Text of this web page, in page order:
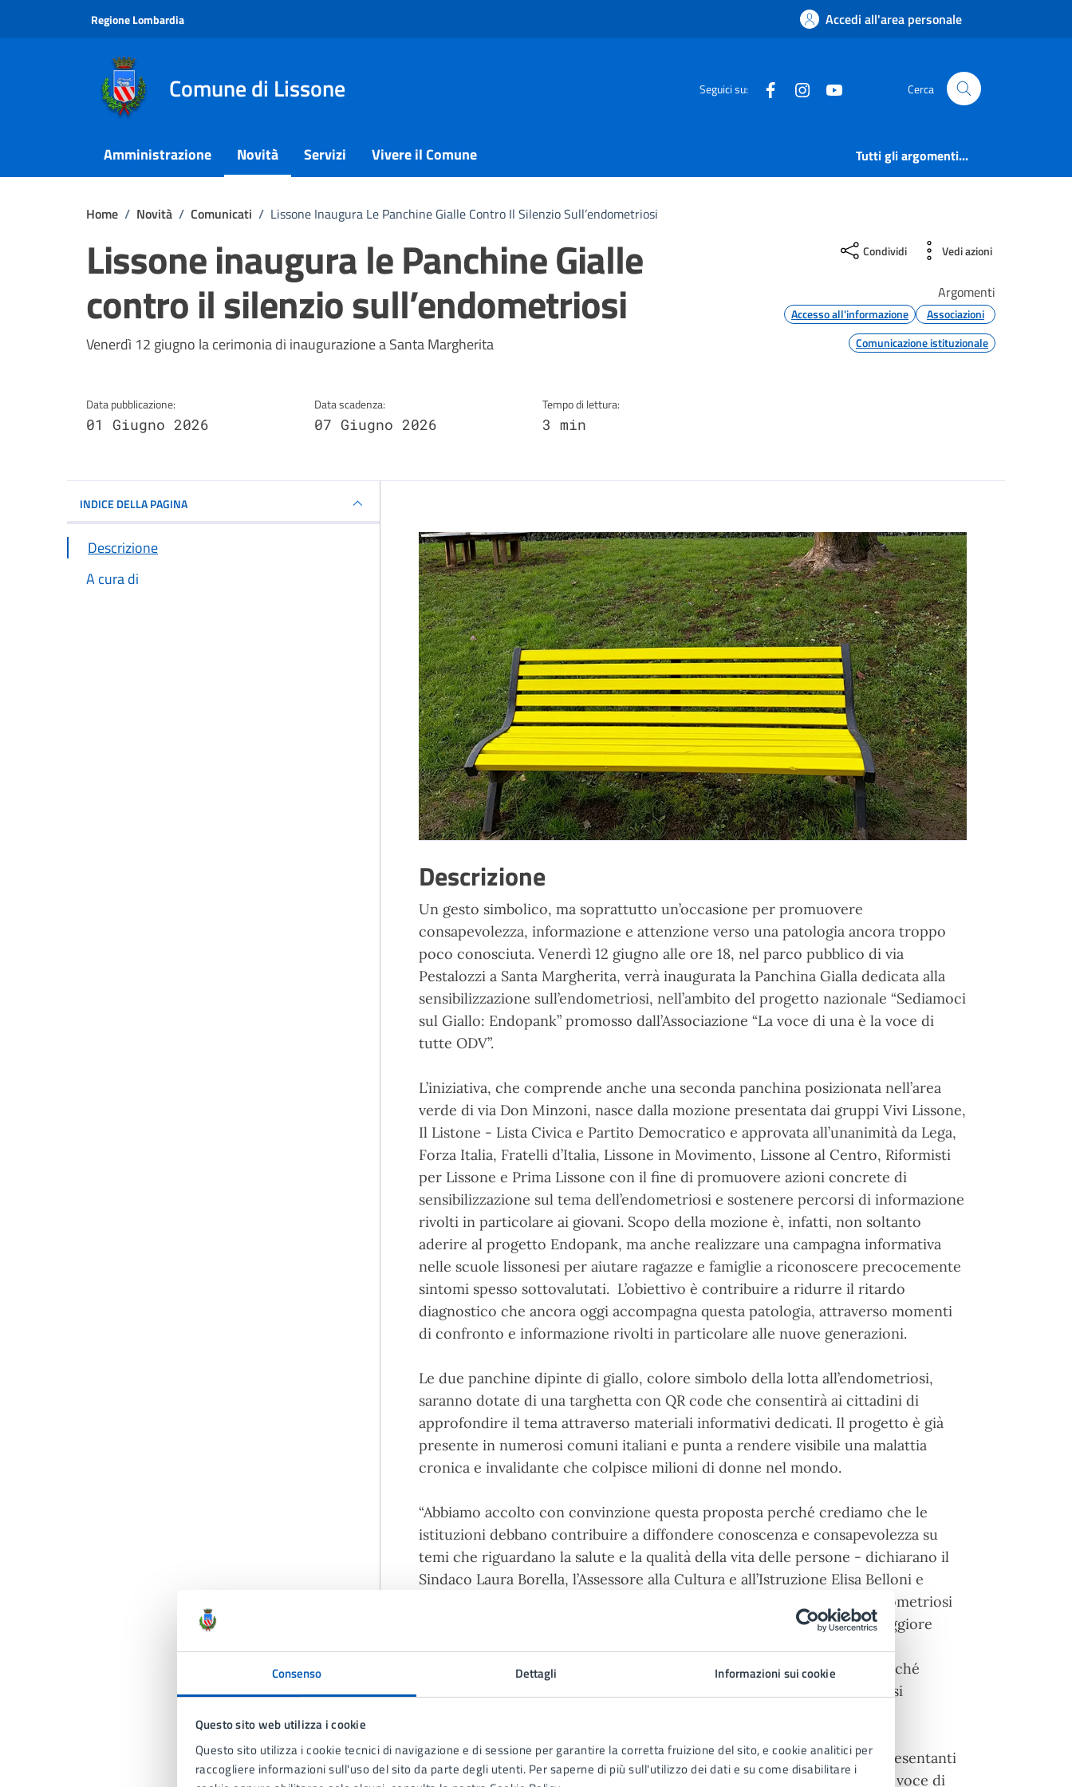
Consenso Dettagli Informazioni sui cookie
Questo sito web utilizza i cookie
Questo sito utilizza i cookie tecnici di navigazione e di sessione per garantire la corretta fruizione del sito, e cookie analitici per
raccogliere informazioni sull'uso del sito da parte degli utenti. Per saperne di più sull'utilizzo dei dati e su come disabilitare i
Regione Lombardia Accedi all'area personale
Comune di Lissone Seguici su: FacebookInstagram Cerca
Amministrazione Novità Servizi Vivere il Comune Tutti gli argomenti...
Home / Novità / Comunicati / Lissone Inaugura Le Panchine Gialle Contro Il Silenzio Sull’endometriosi
Lissone inaugura le Panchine Gialle
contro il silenzio sull’endometriosi
Dettagli della notizia
Venerdì 12 giugno la cerimonia di inaugurazione a Santa Margherita
Data pubblicazione:
01 Giugno 2026
Data scadenza:
07 Giugno 2026
Tempo di lettura:
3 min
Condividi Vedi azioni
Argomenti
Accesso all'informazione
Associazioni
Comunicazione istituzionale
INDICE DELLA PAGINA
Descrizione
A cura di
Descrizione
Un gesto simbolico, ma soprattutto un’occasione per promuovere
consapevolezza, informazione e attenzione verso una patologia ancora troppo
poco conosciuta. Venerdì 12 giugno alle ore 18, nel parco pubblico di via
Pestalozzi a Santa Margherita, verrà inaugurata la Panchina Gialla dedicata alla
sensibilizzazione sull’endometriosi, nell’ambito del progetto nazionale “Sediamoci
sul Giallo: Endopank” promosso dall’Associazione “La voce di una è la voce di
tutte ODV”.
L’iniziativa, che comprende anche una seconda panchina posizionata nell’area
verde di via Don Minzoni, nasce dalla mozione presentata dai gruppi Vivi Lissone,
Il Listone - Lista Civica e Partito Democratico e approvata all’unanimità da Lega,
Forza Italia, Fratelli d’Italia, Lissone in Movimento, Lissone al Centro, Riformisti
per Lissone e Prima Lissone con il fine di promuovere azioni concrete di
sensibilizzazione sul tema dell’endometriosi e sostenere percorsi di informazione
rivolti in particolare ai giovani. Scopo della mozione è, infatti, non soltanto
aderire al progetto Endopank, ma anche realizzare una campagna informativa
nelle scuole lissonesi per aiutare ragazze e famiglie a riconoscere precocemente
sintomi spesso sottovalutati. L’obiettivo è contribuire a ridurre il ritardo
diagnostico che ancora oggi accompagna questa patologia, attraverso momenti
di confronto e informazione rivolti in particolare alle nuove generazioni.
Le due panchine dipinte di giallo, colore simbolo della lotta all’endometriosi,
saranno dotate di una targhetta con QR code che consentirà ai cittadini di
approfondire il tema attraverso materiali informativi dedicati. Il progetto è già
presente in numerosi comuni italiani e punta a rendere visibile una malattia
cronica e invalidante che colpisce milioni di donne nel mondo.
“Abbiamo accolto con convinzione questa proposta perché crediamo che le
istituzioni debbano contribuire a diffondere conoscenza e consapevolezza su
temi che riguardano la salute e la qualità della vita delle persone - dichiarano il
Sindaco Laura Borella, l’Assessore alla Cultura e all’Istruzione Elisa Belloni e
l’Assessore alle Politiche per la Salute Ignazio Lo Faro -. Parlare di endometriosi
significa aiutare tante donne a non sentirsi sole e promuovere una maggiore
coinvolgimento delle scuole rappresenta un passaggio importante, perché
informare i più giovani significa favorire prevenzione, ascolto e diagnosi
Alla cerimonia inaugurale a Santa Margherita prenderanno parte rappresentanti
dell’Amministrazione Comunale e dell’Associazione “La voce di una è la voce di